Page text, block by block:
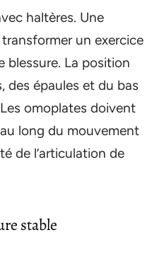
haltères. Une
un exercice
blessure. La position
des épaules et du bas
omoplates doivent
long du mouvement
de l’articulation de
stable